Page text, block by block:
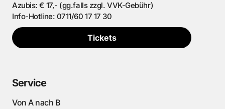
Azubis: € 17,- (gg.falls zzgl. VVK-Gebühr)
Info-Hotline: 0711/60 17 17 30
Tickets
Service
Von A nach B